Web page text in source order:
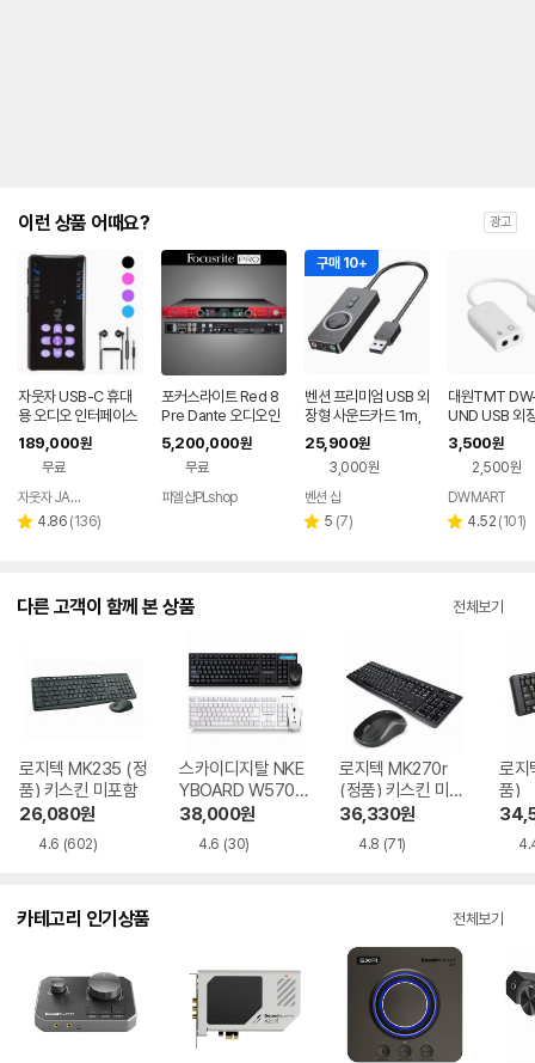
이런 상품 어때요? 광고
자웃자 USB-C 휴대
용 오디오 인터페이스
189,000원
무료
페이
자웃자 JAUTJA
별 4.86 리
(136)
포커스라이트 Red 8
Pre Dante 오디오인
터페이스 FOCUSRIT
E 레드8프리 단테
5,200,000원
무료
피엘샵PLshop
구매 10+
벤션 프리미엄 USB 외
장형 사운드카드 1m,
CDRBF
25,900원
3,000원
벤션 샵
별 5 리
(7)
대원TMT
UND USB 외
운드카드 컴퓨
북 맥북 내장
장 라즈베리파
레이스테이션
PS4 플포 플4
디오
3,500원
2,500원
DWMART
별 4.52 리
(101)
다른 고객이 함께 본 상품 전체보기
로지텍 MK235 (정
품) 키스킨 미포함
26,080원
4.6 (602)
스카이디지탈 NKE
YBOARD W570
무선 키보드 마우스
블랙
38,000원
4.6 (30)
로지텍 MK270r
(정품) 키스킨 미포
함
36,330원
4.8 (71)
로지
품)
카테고리 인기상품 전체보기